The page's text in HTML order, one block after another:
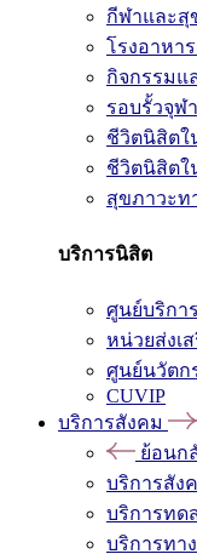
กีฬาและ
โรงอาหา
กิจกรรมแ
รอบรั้วจุฬ
ชีวิตนิสิตใ
ชีวิตนิสิตใ
สุขภาวะท
บริการนิสิต
ศูนย์บริกา
หน่วยส่งเ
ศูนย์นวัตก
CUVIP
บริการสังคม
ย้อนก
บริการสัง
บริการทด
บริการทา